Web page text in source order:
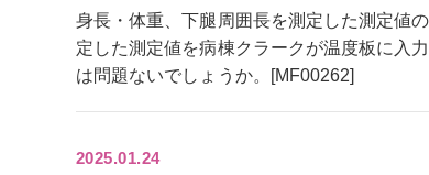
身長・体重、下腿周囲長を測定した測定値
定した測定値を病棟クラークが温度板に入
は問題ないでしょうか。[MF00262]
2025.01.24